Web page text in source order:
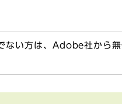
い方は、Adobe社から無